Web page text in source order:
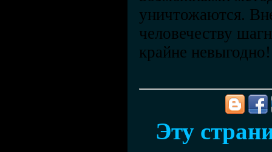
уничтожаются.
человечеству
крайне невыгодно!
Эту